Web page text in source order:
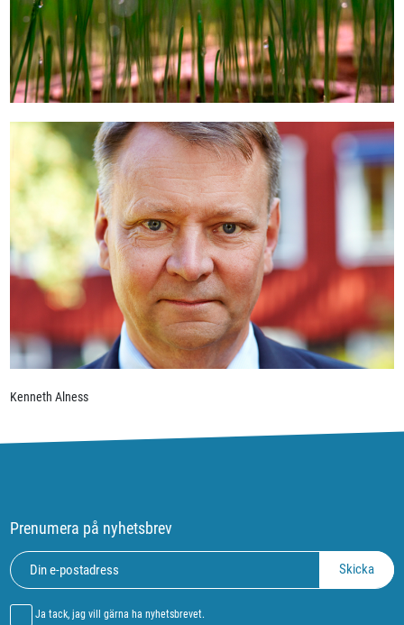
Kenneth Alness
Prenumera på nyhetsbrev
Ja tack, jag vill gärna ha nyhetsbrevet.